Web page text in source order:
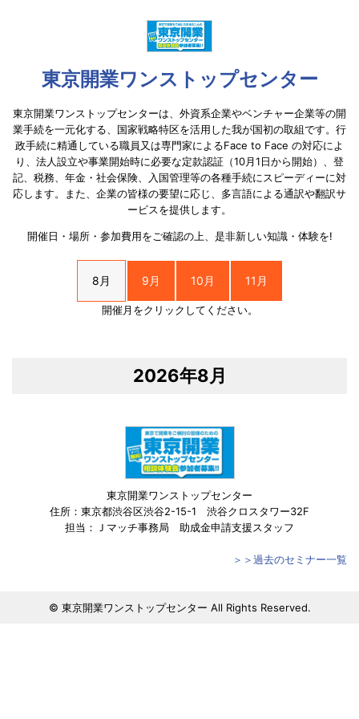
東京開業ワンストップセンター
東京開業ワンストップセンターは、外資系企業やベンチャー企業等の開
業手続を一元化する、国家戦略特区を活用した我が国初の取組です。行
政手続に精通している職員又は専門家によるFace to Face の対応によ
り、法人設立や事業開始時に必要な定款認証（10月1日から開始）、登
記、税務、年金・社会保険、入国管理等の各種手続にスピーディーに対
応します。また、企業の皆様の要望に応じ、多言語による通訳や翻訳サ
ービスを提供します。
開催日・場所・参加費用をご確認の上、是非新しい知識・体験を!
8月 9月 10月 11月
開催月をクリックしてください。
2026年8月
東京開業ワンストップセンター
住所：東京都渋谷区渋谷2-15-1 渋谷クロスタワー32F
担当：Ｊマッチ事務局 助成金申請支援スタッフ
＞＞過去のセミナー一覧
© 東京開業ワンストップセンター All Rights Reserved.